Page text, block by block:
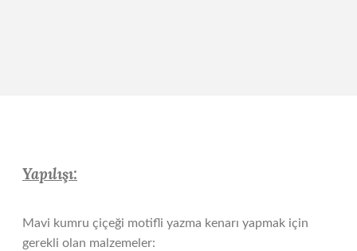
Yapılışı:
Mavi kumru çiçeği motifli yazma kenarı yapmak için
gerekli olan malzemeler: